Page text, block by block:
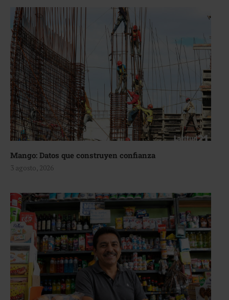
Mango: Datos que construyen confianza
3 agosto, 2026